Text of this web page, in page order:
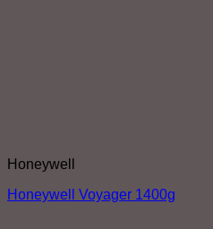
Honeywell
Honeywell Voyager 1400g